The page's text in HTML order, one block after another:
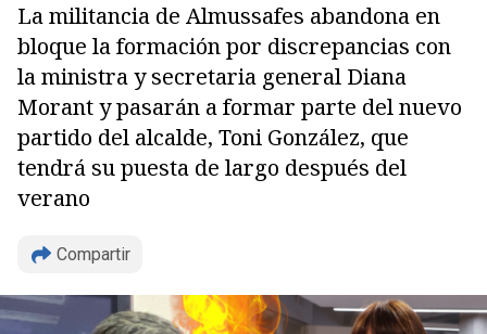
La militancia de Almussafes abandona en
bloque la formación por discrepancias con
la ministra y secretaria general Diana
Morant y pasarán a formar parte del nuevo
partido del alcalde, Toni González, que
tendrá su puesta de largo después del
verano
Compartir